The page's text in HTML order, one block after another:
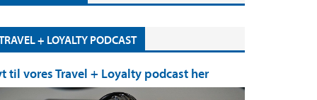
+ LOYALTY PODCAST
til vores Travel + Loyalty podcast her